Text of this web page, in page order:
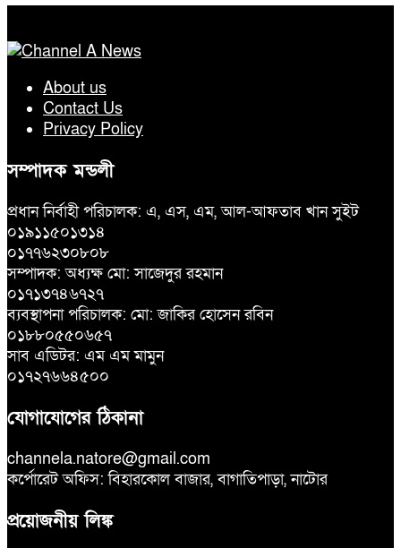
About us
Contact Us
Privacy Policy
সম্পাদক মন্ডলী
প্রধান নির্বাহী পরিচালক: এ, এস, এম, আল-আফতাব খান সুইট
০১৯১১৫০১৩১৪
০১৭৭৬২৩০৮০৮
সম্পাদক: অধ্যক্ষ মো: সাজেদুর রহমান
০১৭১৩৭৪৬৭২৭
ব্যবস্থাপনা পরিচালক: মো: জাকির হোসেন রবিন
০১৮৮০৫৫০৬৫৭
সাব এডিটর: এম এম মামুন
০১৭২৭৬৬৪৫০০
যোগাযোগের ঠিকানা
channela.natore@gmail.com
কর্পোরেট অফিস: বিহারকোল বাজার, বাগাতিপাড়া, নাটোর
প্রয়োজনীয় লিঙ্ক